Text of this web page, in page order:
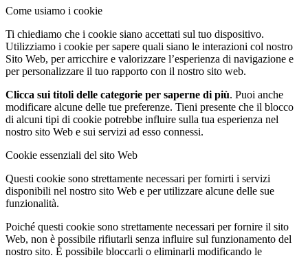
Come usiamo i cookie
Ti chiediamo che i cookie siano accettati sul tuo dispositivo.
Utilizziamo i cookie per sapere quali siano le interazioni col nostro
Sito Web, per arricchire e valorizzare l’esperienza di navigazione e
per personalizzare il tuo rapporto con il nostro sito web.
Clicca sui titoli delle categorie per saperne di più. Puoi anche
modificare alcune delle tue preferenze. Tieni presente che il blocco
di alcuni tipi di cookie potrebbe influire sulla tua esperienza nel
nostro sito Web e sui servizi ad esso connessi.
Cookie essenziali del sito Web
Questi cookie sono strettamente necessari per fornirti i servizi
disponibili nel nostro sito Web e per utilizzare alcune delle sue
funzionalità.
Poiché questi cookie sono strettamente necessari per fornire il sito
Web, non è possibile rifiutarli senza influire sul funzionamento del
nostro sito. È possibile bloccarli o eliminarli modificando le